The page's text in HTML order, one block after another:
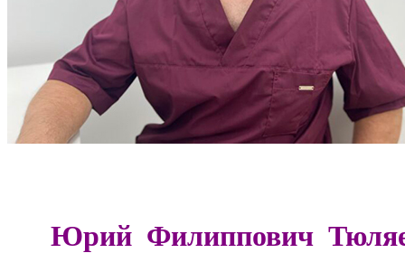
Юрий Филиппович